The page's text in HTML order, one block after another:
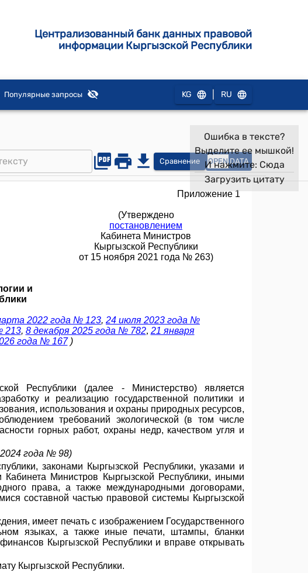
Централизованный банк данных правовой
информации Кыргызской Республики
Популярные запросы KG RU
Сравнение OPEN DATA
Ошибка в тексте?
Выделите ее мышкой!
И нажмите: Сюда
Загрузить цитату